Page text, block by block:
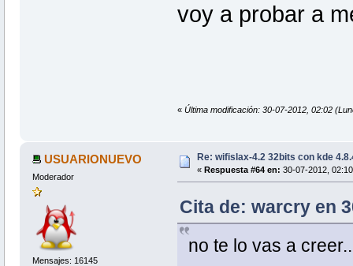
voy a probar a
« Última modificación: 30-07-2012, 02:02
USUARIONUEVO
Moderador
Mensajes: 16145
Re: wifislax-4.2 32bits con kde
« Respuesta #64 en: 30-07-2012,
Cita de: warcry en
no te lo vas a